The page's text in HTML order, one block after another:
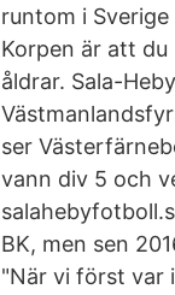
runtom i
Korpen är att du
åldrar. Sala-
ser
vann div 5 och
BK, men sen
"När vi först var